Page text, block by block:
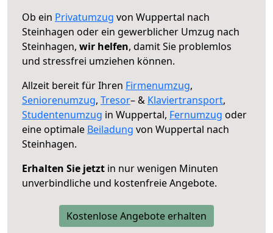
Ob ein Privatumzug von Wuppertal nach
Steinhagen oder ein gewerblicher Umzug nach
Steinhagen, wir helfen, damit Sie problemlos
und stressfrei umziehen können.
Allzeit bereit für Ihren Firmenumzug,
Seniorenumzug, Tresor– & Klaviertransport,
Studentenumzug in Wuppertal, Fernumzug oder
eine optimale Beiladung von Wuppertal nach
Steinhagen.
Erhalten Sie jetzt in nur wenigen Minuten
unverbindliche und kostenfreie Angebote.
Kostenlose Angebote erhalten